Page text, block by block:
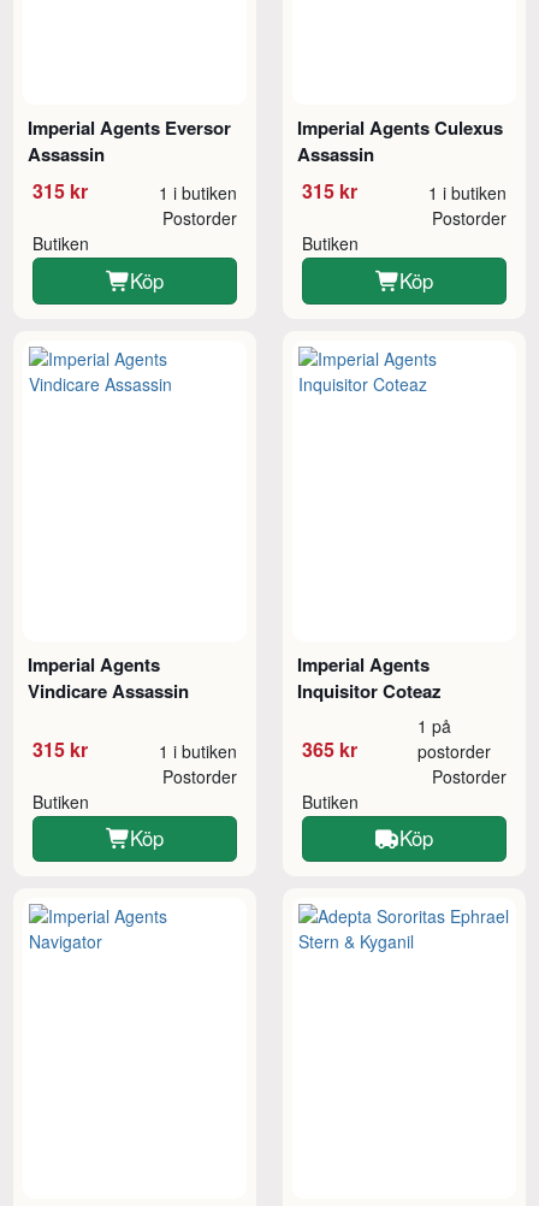
Imperial Agents Eversor
Assassin
315 kr 1 i butiken
Butiken
Postorder
Köp
Imperial Agents Culexus
Assassin
315 kr 1 i butiken
Butiken
Postorder
Köp
Imperial Agents
Vindicare Assassin
315 kr 1 i butiken
Butiken
Postorder
Köp
Imperial Agents
Inquisitor Coteaz
365 kr
1 på
postorder
Butiken
Postorder
Köp